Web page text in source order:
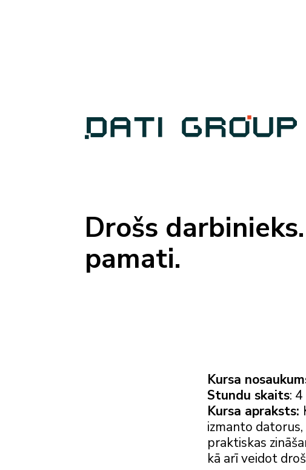
Drošs
pamati.
Kursa
Stundu skaits:
Kursa apraksts:
izmanto
praktiskas
kā arī veidot